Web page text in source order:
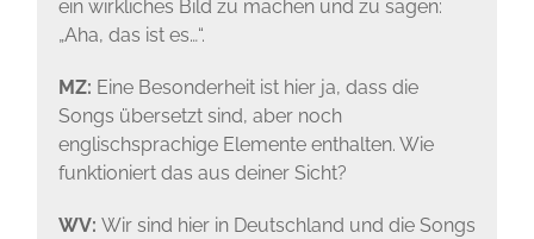
ein wirkliches Bild zu machen und zu sagen:
„Aha, das ist es…“.
MZ: Eine Besonderheit ist hier ja, dass die
Songs übersetzt sind, aber noch
englischsprachige Elemente enthalten. Wie
funktioniert das aus deiner Sicht?
WV: Wir sind hier in Deutschland und die Songs